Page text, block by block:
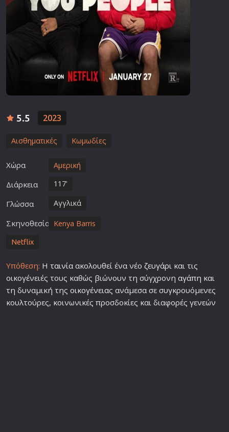
5.5 2023
Αισθηματικές Κωμωδίες
Χώρα Αμερική
Διάρκεια 117'
Γλώσσα Αγγλικά
Σκηνοθεσία Kenya Barris
Netflix
Υπόθεση: Η ταινίαακολουθεί ένα νέο ζευγάρι και τις
οικογένειές τους καθώς βιώνουν τη σύγχρονη αγάπη και
τη δυναμική της οικογένειας ανάμεσα σε συγκρουόμενες
κουλτούρες, κοινωνικές προσδοκίες και διαφορές γενεών